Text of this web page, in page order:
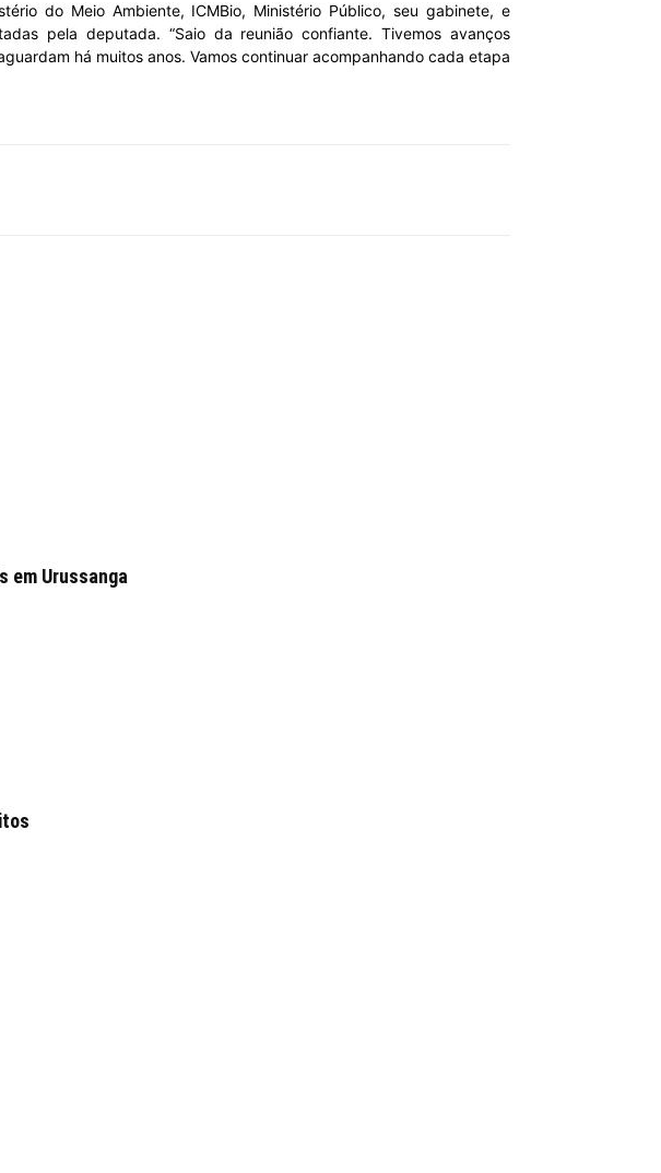
do Meio Ambiente, ICMBio, Ministério Público, seu gabinete, e
pela deputada. “Saio da reunião confiante. Tivemos avanços
há muitos anos. Vamos continuar acompanhando cada etapa
em Urussanga